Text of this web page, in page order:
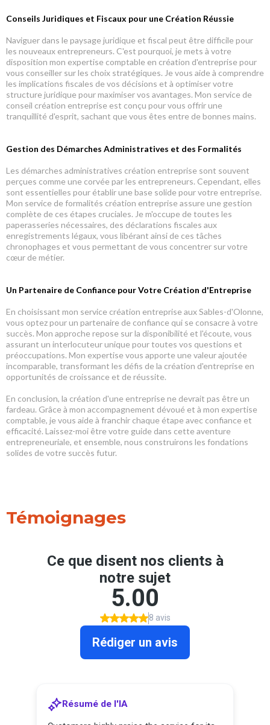
Conseils Juridiques et Fiscaux pour une Création Réussie
Naviguer dans le paysage juridique et fiscal peut être difficile pour
les nouveaux entrepreneurs. C'est pourquoi, je mets à votre
disposition mon expertise comptable en création d'entreprise pour
vous conseiller sur les choix stratégiques. Je vous aide à comprendre
les implications fiscales de vos décisions et à optimiser votre
structure juridique pour maximiser vos avantages. Mon service de
conseil création entreprise est conçu pour vous offrir une
tranquillité d'esprit, sachant que vous êtes entre de bonnes mains.
Gestion des Démarches Administratives et des Formalités
Les démarches administratives création entreprise sont souvent
perçues comme une corvée par les entrepreneurs. Cependant, elles
sont essentielles pour établir une base solide pour votre entreprise.
Mon service de formalités création entreprise assure une gestion
complète de ces étapes cruciales. Je m'occupe de toutes les
paperasseries nécessaires, des déclarations fiscales aux
enregistrements légaux, vous libérant ainsi de ces tâches
chronophages et vous permettant de vous concentrer sur votre
cœur de métier.
Un Partenaire de Confiance pour Votre Création d'Entreprise
En choisissant mon service création entreprise aux Sables-d'Olonne,
vous optez pour un partenaire de confiance qui se consacre à votre
succès. Mon approche repose sur la disponibilité et l'écoute, vous
assurant un interlocuteur unique pour toutes vos questions et
préoccupations. Mon expertise vous apporte une valeur ajoutée
incomparable, transformant les défis de la création d'entreprise en
opportunités de croissance et de réussite.
En conclusion, la création d'une entreprise ne devrait pas être un
fardeau. Grâce à mon accompagnement dévoué et à mon expertise
comptable, je vous aide à franchir chaque étape avec confiance et
efficacité. Laissez-moi être votre guide dans cette aventure
entrepreneuriale, et ensemble, nous construirons les fondations
solides de votre succès futur.
Témoignages